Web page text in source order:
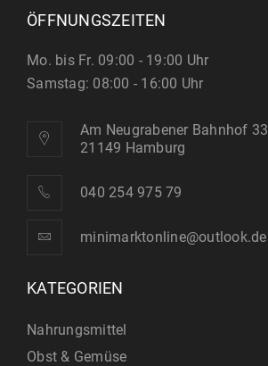
ÖFFNUNGSZEITEN
Mo. bis Fr. 09:00 - 19:00 Uhr
Samstag: 08:00 - 16:00 Uhr
Am Neugrabener Bahnhof 33
21149 Hamburg
040 254 975 79
minimarktonline@outlook.de
KATEGORIEN
Nahrungsmittel
Obst & Gemüse